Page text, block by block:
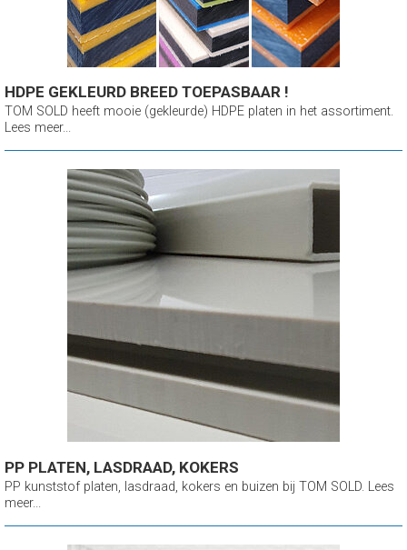
HDPE GEKLEURD BREED TOEPASBAAR !
TOM SOLD heeft mooie (gekleurde) HDPE platen in het assortiment.
Lees meer...
PP PLATEN, LASDRAAD, KOKERS
PP kunststof platen, lasdraad, kokers en buizen bij TOM SOLD. Lees
meer...